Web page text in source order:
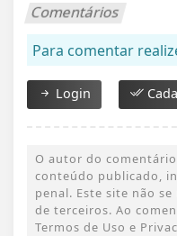
Comentários
Para comentar
Login
O autor do
conteúdo publicado,
penal. Este site não
de terceiros. Ao
Termos de Uso e